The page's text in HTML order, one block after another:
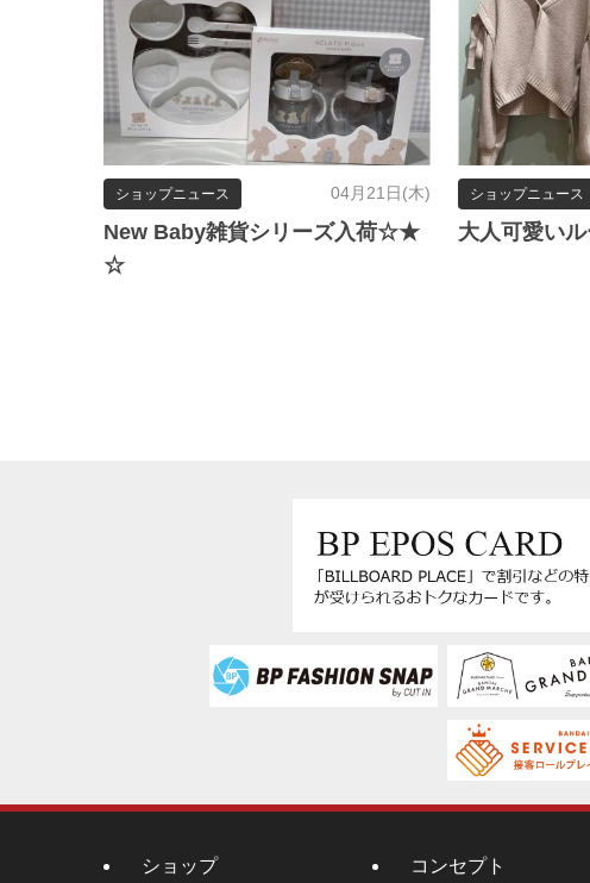
04月21日(木)
ショップニュース
New Baby雑貨シリーズ入荷☆★
☆
ショップニュース
大人可愛い
ショップ コンセプト